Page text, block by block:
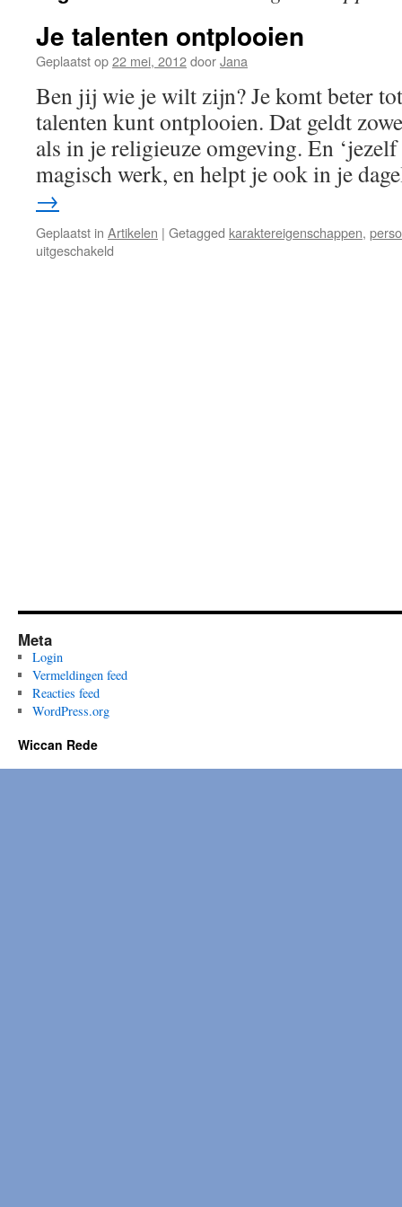
Je talenten ontplooien
Geplaatst op22 mei, 2012doorJana
Ben jij wie je wilt zijn? Je komt beter
talenten kunt ontplooien. Dat geldt
als in je religieuze omgeving. En ‘jezelf
magisch werk, en helpt je ook in je
→
Geplaatst in Artikelen | Getagged karaktereigenschappen,
uitgeschakeld
Meta
Login
Vermeldingen feed
Reacties feed
WordPress.org
Wiccan Rede